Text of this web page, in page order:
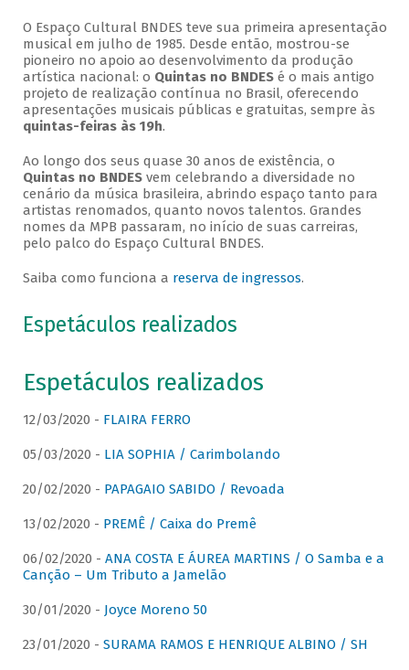
O Espaço Cultural BNDES teve sua primeira apresentação
musical em julho de 1985. Desde então, mostrou-se
pioneiro no apoio ao desenvolvimento da produção
artística nacional: o Quintas no BNDESé o mais antigo
projeto de realização contínua no Brasil, oferecendo
apresentações musicais públicas e gratuitas, sempre às
quintas-feiras às 19h.
Ao longo dos seus quase 30 anos de existência, o
Quintas no BNDESvem celebrando a diversidade no
cenário da música brasileira, abrindo espaço tanto para
artistas renomados, quanto novos talentos. Grandes
nomes da MPB passaram, no início de suas carreiras,
pelo palco do Espaço Cultural BNDES.
Saiba como funciona a reserva de ingressos.
Espetáculos realizados
Espetáculos realizados
12/03/2020 - FLAIRA FERRO
05/03/2020 - LIA SOPHIA / Carimbolando
20/02/2020 - PAPAGAIO SABIDO / Revoada
13/02/2020 - PREMÊ / Caixa do Premê
06/02/2020 - ANA COSTA E ÁUREA MARTINS / O Samba e a
Canção – Um Tributo a Jamelão
30/01/2020 - Joyce Moreno 50
23/01/2020 - SURAMA RAMOS E HENRIQUE ALBINO / SH